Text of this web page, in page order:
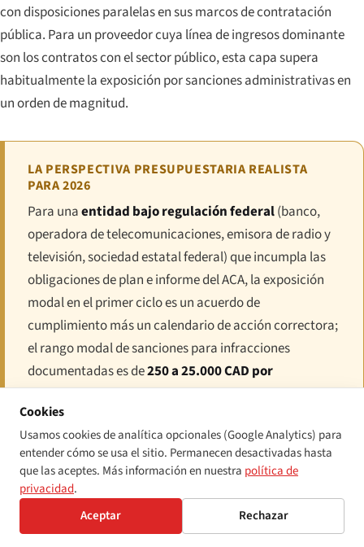
con disposiciones paralelas en sus marcos de contratación
pública. Para un proveedor cuya línea de ingresos dominante
son los contratos con el sector público, esta capa supera
habitualmente la exposición por sanciones administrativas en
un orden de magnitud.
LA PERSPECTIVA PRESUPUESTARIA REALISTA
PARA 2026
Para unaentidad bajo regulación federal(banco,
operadora de telecomunicaciones, emisora de radio y
televisión, sociedad estatal federal) que incumpla las
obligaciones de plan e informe del ACA, la exposición
modal en el primer ciclo es un acuerdo de
cumplimiento más un calendario de acción correctora;
el rango modal de sanciones para infracciones
documentadas es de250 a 25.000 CAD por
infracción, reservándose el techo de 250.000 CAD por
día para las conductas reiteradas o agravadas. Para
unaorganización designada de Ontarioque no
presente su Informe de Cumplimiento de Accesibilidad,
la exposición es típicamente una multa de 250 a 2.000
CAD por ocurrencia, con escalada hasta el techo legal
por días en los casos prolongados. Para unoperador
Cookies
Usamos cookies de analítica opcionales (Google Analytics) para
entender cómo se usa el sitio. Permanecen desactivadas hasta
que las aceptes. Más información en nuestra política de
privacidad.
Aceptar
Rechazar